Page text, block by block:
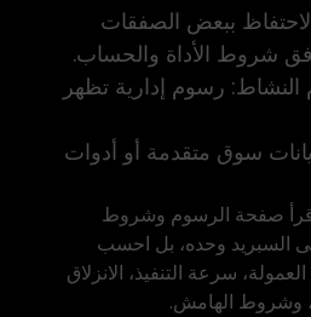
ببعض الصفقات
شروط الأداة والحساب.
رسوم إدارية تظهر
سوق متقدمة أو أدوات
صفحة الرسوم وشروط
السبريد وحده، بل احسب
سرعة التنفيذ، الانزلاق
وشروط الهامش.